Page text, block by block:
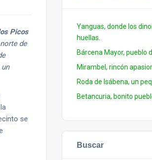
Picos
de
se
Yanguas, donde los
huellas.
Bárcena Mayor, pueblo
Mirambel, rincón
Roda de Isábena, un
Betancuria, bonito
Buscar